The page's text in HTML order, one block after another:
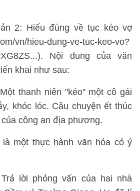
2: Hiểu đúng về tục kéo vợ
vn/hieu-dung-ve-tuc-keo-vo?
Nội dung của văn
khai như sau:
thanh niên "kéo" một cô gái
khóc lóc. Câu chuyện ết thúc
công an địa phương.
một thực hành văn hóa có ý
lời phỏng vấn của hai nhà